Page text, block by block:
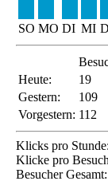
SO MO DI MI
Heute:
19
Gestern:
109
Vorgestern: 112
Klicks pro
Klicke pro
Besucher